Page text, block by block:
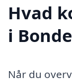
Hvad
i
Når du